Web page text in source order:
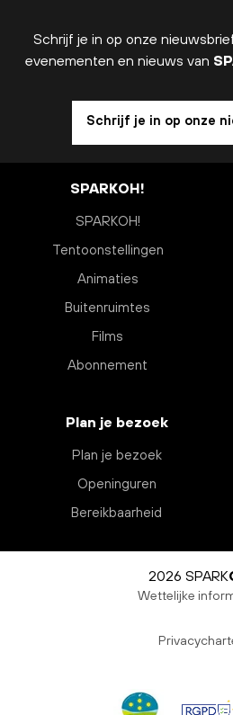
Schrijf je in op onze
evenementen en nieuws van
Schrijf je in op onze
SPARKOH!
SPARKOH!
Tentoonstellingen
Animaties
Buitenruimtes
Films
Abonnement
Plan je bezoek
Plan je bezoek
Openinguren
Bereikbaarheid
2026 SPARK
Wettelijke